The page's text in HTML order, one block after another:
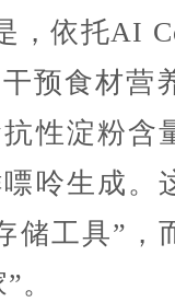
，依托AI
预食材营
性淀粉含
呤生成。
储工具”，
。